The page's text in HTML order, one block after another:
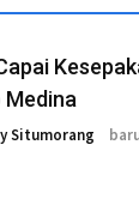
Situmorang